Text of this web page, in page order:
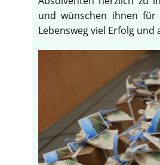
und wünschen ihnen
Lebensweg viel Erfolg und